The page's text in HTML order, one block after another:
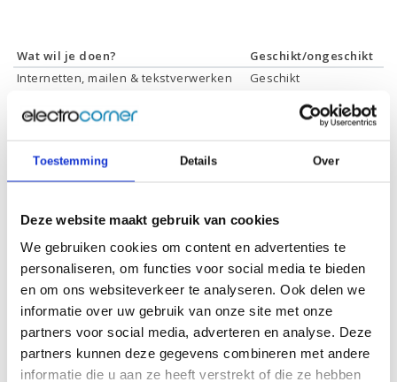
Toestemming Details Over
Deze website maakt gebruik van cookies
We gebruiken cookies om content en advertenties te
personaliseren, om functies voor social media te bieden
en om ons websiteverkeer te analyseren. Ook delen we
informatie over uw gebruik van onze site met onze
partners voor social media, adverteren en analyse. Deze
partners kunnen deze gegevens combineren met andere
informatie die u aan ze heeft verstrekt of die ze hebben
Wat wil je doen?
Geschikt/ongeschikt
Internetten, mailen & tekstverwerken
Geschikt
Foto's bewerken
Geschikt
Gamen
Specificaties
Schermdiagonaal:
15.6 inch (39,6 cm)
Scherm resolutie:
1920 x 1080 (Full HD)
Touchscreen:
-